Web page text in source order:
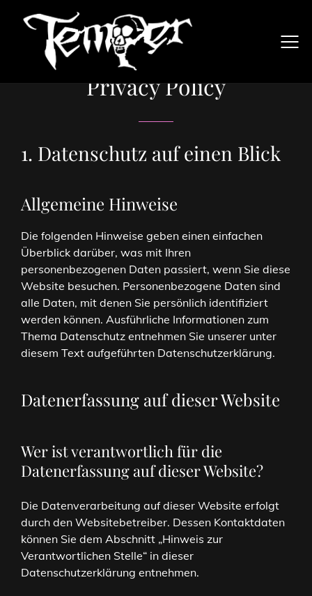
Privacy Policy
1. Datenschutz auf einen Blick
Allgemeine Hinweise
Die folgenden Hinweise geben einen einfachen
Überblick darüber, was mit Ihren
personenbezogenen Daten passiert, wenn Sie diese
Website besuchen. Personenbezogene Daten sind
alle Daten, mit denen Sie persönlich identifiziert
werden können. Ausführliche Informationen zum
Thema Datenschutz entnehmen Sie unserer unter
diesem Text aufgeführten Datenschutzerklärung.
Datenerfassung auf dieser Website
Wer ist verantwortlich für die
Datenerfassung auf dieser Website?
Die Datenverarbeitung auf dieser Website erfolgt
durch den Websitebetreiber. Dessen Kontaktdaten
können Sie dem Abschnitt „Hinweis zur
Verantwortlichen Stelle“ in dieser
Datenschutzerklärung entnehmen.